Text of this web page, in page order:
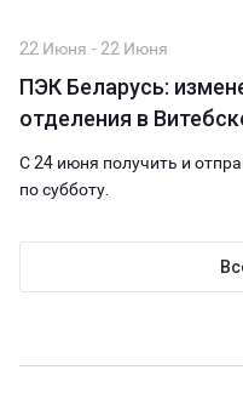
22 Июня - 22 Июня
ПЭК Беларусь:
отделения в
С 24 июня получить и
по субботу.